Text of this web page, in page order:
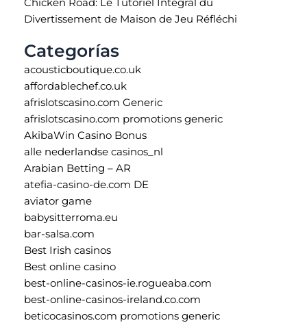
Divertissement de Maison de Jeu Réfléchi
Categorías
acousticboutique.co.uk
affordablechef.co.uk
afrislotscasino.com Generic
afrislotscasino.com promotions generic
AkibaWin Casino Bonus
alle nederlandse casinos_nl
Arabian Betting – AR
atefia-casino-de.com DE
aviator game
babysitterroma.eu
bar-salsa.com
Best Irish casinos
Best online casino
best-online-casinos-ie.rogueaba.com
best-online-casinos-ireland.co.com
beticocasinos.com promotions generic